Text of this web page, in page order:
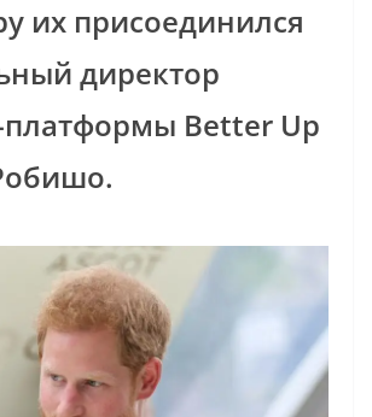
их присоединился
директор
платформы Better Up